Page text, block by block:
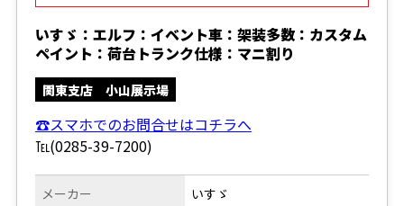
いすゞ：エルフ：イベント車：架装多数：カスタム
ペイント：荷台トランク仕様：マニ割り
関東支店 小山展示場
☎スマホでのお問合せはコチラへ
℡(0285-39-7200)
メーカー いすゞ